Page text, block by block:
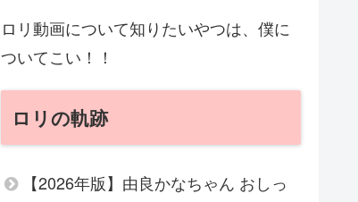
ロリ動画について知りたいやつは、僕に
ついてこい！！
ロリの軌跡
【2026年版】由良かなちゃん おしっ